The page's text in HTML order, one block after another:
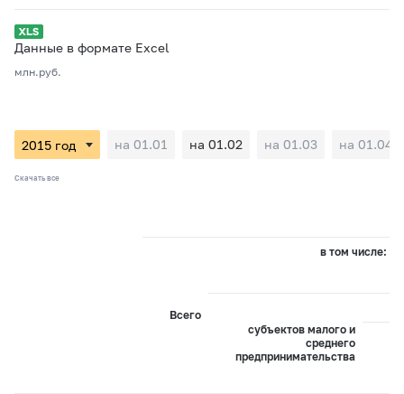
Данные в формате Excel
млн.руб.
на 01.01 на 01.02 на 01.03 на 01.04
Скачать все
Всего
в том числе:
субъектов малого и
среднего
предпринимательства